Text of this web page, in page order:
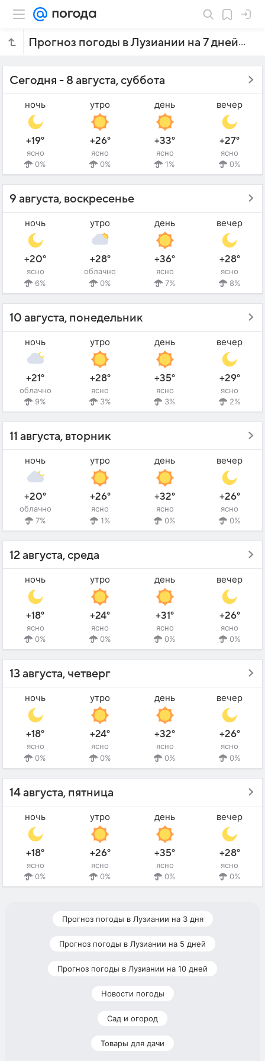
Прогноз погоды в Лузиании на 7 дней
Сегодня - 8 августа, суббота
ночь
+19°
ясно
0%
утро
+26°
ясно
0%
день
+33°
ясно
1%
вечер
+27°
ясно
0%
9 августа, воскресенье
ночь
+20°
ясно
6%
утро
+28°
облачно
0%
день
+36°
ясно
7%
вечер
+28°
ясно
8%
10 августа, понедельник
ночь
+21°
облачно
9%
утро
+28°
ясно
3%
день
+35°
ясно
3%
вечер
+29°
ясно
2%
11 августа, вторник
ночь
+20°
облачно
7%
утро
+26°
ясно
1%
день
+32°
ясно
0%
вечер
+26°
ясно
0%
12 августа, среда
ночь
+18°
ясно
0%
утро
+24°
ясно
0%
день
+31°
ясно
0%
вечер
+26°
ясно
0%
13 августа, четверг
ночь
+18°
ясно
0%
утро
+24°
ясно
0%
день
+32°
ясно
0%
вечер
+26°
ясно
0%
14 августа, пятница
ночь
+18°
ясно
0%
утро
+26°
ясно
0%
день
+35°
ясно
0%
вечер
+28°
ясно
0%
Прогноз погоды в Лузиании на 3 дня
Прогноз погоды в Лузиании на 5 дней
Прогноз погоды в Лузиании на 10 дней
Новости погоды
Сад и огород
Товары для дачи